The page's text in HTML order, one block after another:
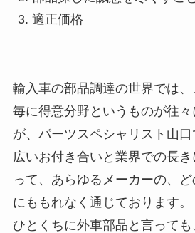
適正価格
輸入車の部品調達の世界では
毎に得意分野というものが往
が、パーツスペシャリスト山
広いお付き合いと業界での長
って、あらゆるメーカーの、
にももれなく通じております。
ひとくちに外車部品と言って